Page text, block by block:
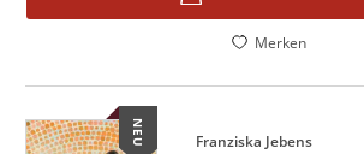
Merken
NEU Franziska Jebens